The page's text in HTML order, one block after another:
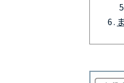
6.